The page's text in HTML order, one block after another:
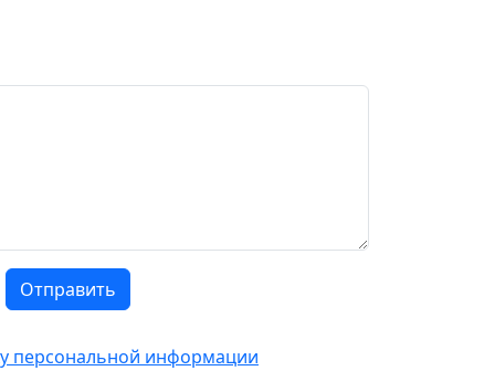
Отправить
персональной информации